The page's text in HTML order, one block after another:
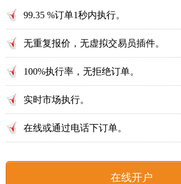
99.35 %订单1秒内执行。
无重复报价，无虚拟交易员插件。
100%执行率，无拒绝订单。
实时市场执行。
在线或通过电话下订单。
在线开户